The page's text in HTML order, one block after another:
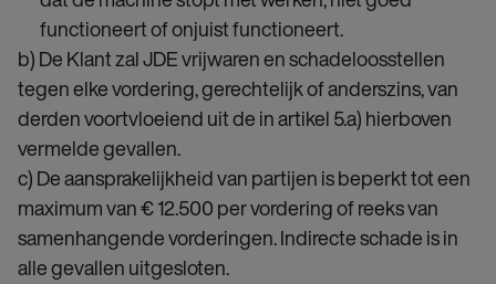
functioneert of onjuist functioneert.
b) De Klant zal JDE vrijwaren en schadeloosstellen
tegen elke vordering, gerechtelijk of anderszins, van
derden voortvloeiend uit de in artikel 5.a) hierboven
vermelde gevallen.
c) De aansprakelijkheid van partijen is beperkt tot een
maximum van € 12.500 per vordering of reeks van
samenhangende vorderingen. Indirecte schade is in
alle gevallen uitgesloten.